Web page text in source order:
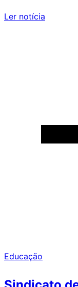
Ler notícia
Educação